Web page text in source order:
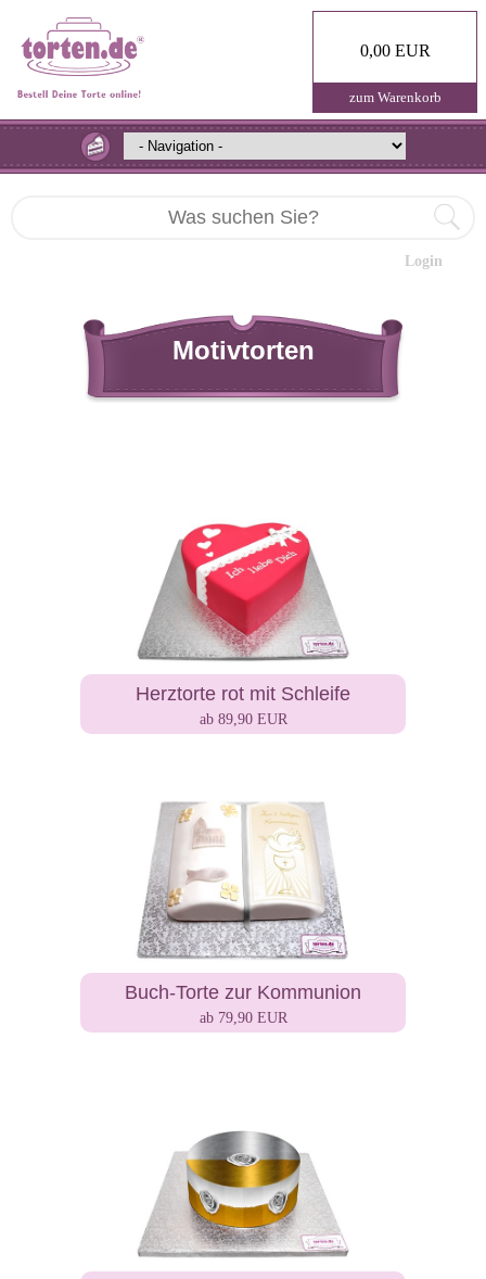
0,00 EUR
zum Warenkorb
Login
Motivtorten
Herztorte rot mit Schleife
ab 89,90 EUR
Buch-Torte zur Kommunion
ab 79,90 EUR